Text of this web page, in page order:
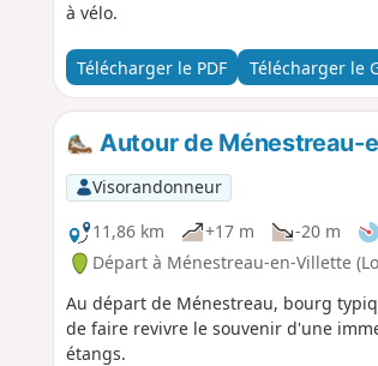
à vélo.
Télécharger le PDF Télécharger le
Autour de Ménestreau-
Visorandonneur
11,86 km
+17 m -20 m
Départ à Ménestreau-en-Villette
Au départ de Ménestreau, bourg
de faire revivre le souvenir d'une
étangs.